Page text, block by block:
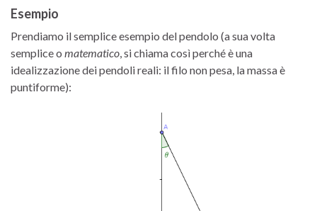
Esempio
Prendiamo il semplice esempio del pendolo (a sua volta
semplice o matematico, si chiama così perché è una
idealizzazione dei pendoli reali: il filo non pesa, la massa è
puntiforme):